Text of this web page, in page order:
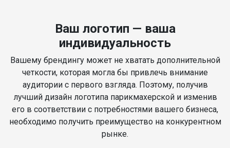
Ваш логотип — ваша
индивидуальность
Вашему брендингу может не хватать дополнительной
четкости, которая могла бы привлечь внимание
аудитории с первого взгляда. Поэтому, получив
лучший дизайн логотипа парикмахерской и изменив
его в соответствии с потребностями вашего бизнеса,
необходимо получить преимущество на конкурентном
рынке.